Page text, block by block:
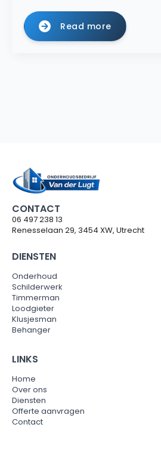
Read more
CONTACT
06 497 238 13
Renesselaan 29, 3454 XW, Utrecht
DIENSTEN
Onderhoud
Schilderwerk
Timmerman
Loodgieter
Klusjesman
Behanger
LINKS
Home
Over ons
Diensten
Offerte aanvragen
Contact